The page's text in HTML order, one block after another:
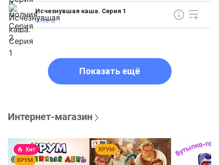
Исчезнувшая каша. Серия 1
00:28:32
Показать ещё
Интернет-магазин